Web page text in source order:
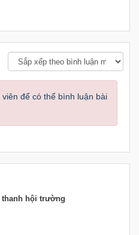
để có thể bình luận bài
thanh hội trường